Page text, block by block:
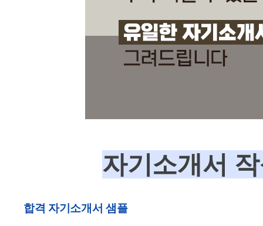
자기소개서
합격 자기소개서 샘플